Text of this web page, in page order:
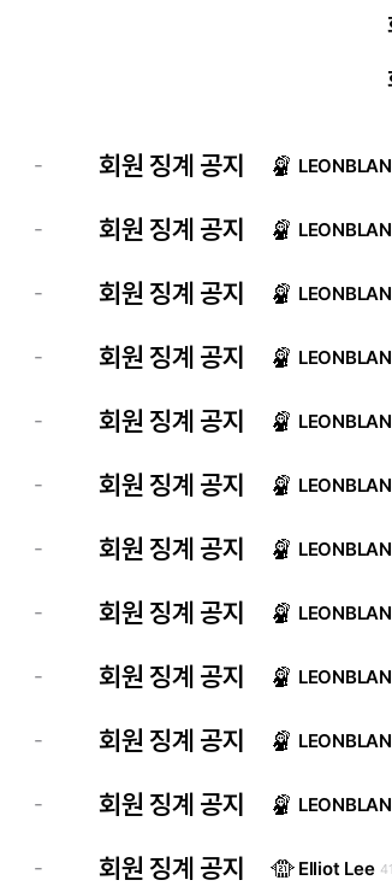
- 회원 징계 공지
- 회원 징계 공지
- 회원 징계 공지
- 회원 징계 공지
- 회원 징계 공지
- 회원 징계 공지
- 회원 징계 공지
- 회원 징계 공지
- 회원 징계 공지
- 회원 징계 공지
- 회원 징계 공지
- 회원 징계 공지 Elliot Lee